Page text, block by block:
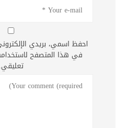
احفظ اسمي، بريدي
في هذا المتصفح
تعليقي.